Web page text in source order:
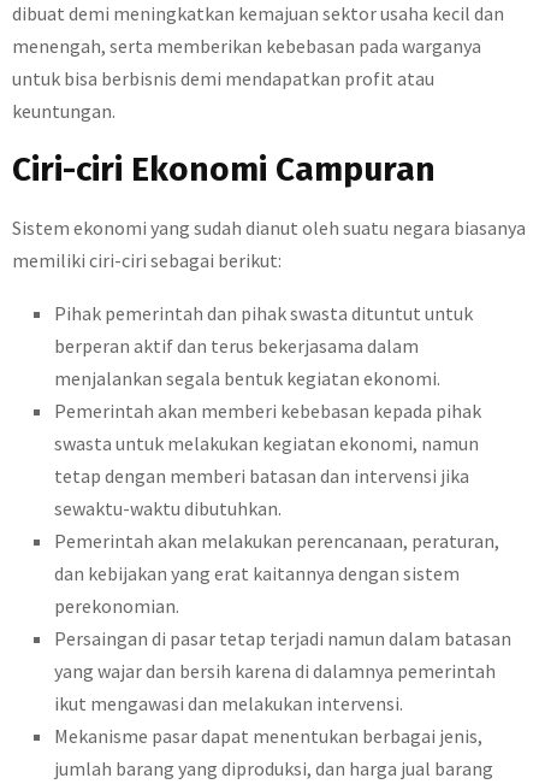
dibuat demi meningkatkan kemajuan sektor usaha kecil dan
menengah, serta memberikan kebebasan pada warganya
untuk bisa berbisnis demi mendapatkan profit atau
keuntungan.
Ciri-ciri Ekonomi Campuran
Sistem ekonomi yang sudah dianut oleh suatu negara biasanya
memiliki ciri-ciri sebagai berikut:
Pihak pemerintah dan pihak swasta dituntut untuk
berperan aktif dan terus bekerjasama dalam
menjalankan segala bentuk kegiatan ekonomi.
Pemerintah akan memberi kebebasan kepada pihak
swasta untuk melakukan kegiatan ekonomi, namun
tetap dengan memberi batasan dan intervensi jika
sewaktu-waktu dibutuhkan.
Pemerintah akan melakukan perencanaan, peraturan,
dan kebijakan yang erat kaitannya dengan sistem
perekonomian.
Persaingan di pasar tetap terjadi namun dalam batasan
yang wajar dan bersih karena di dalamnya pemerintah
ikut mengawasi dan melakukan intervensi.
Mekanisme pasar dapat menentukan berbagai jenis,
jumlah barang yang diproduksi, dan harga jual barang